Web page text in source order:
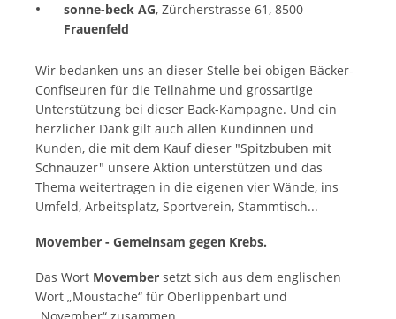
sonne-beck AG, Zürcherstrasse 61, 8500
Frauenfeld
Wir bedanken uns an dieser Stelle bei obigen Bäcker-
Confiseuren für die Teilnahme und grossartige
Unterstützung bei dieser Back-Kampagne. Und ein
herzlicher Dank gilt auch allen Kundinnen und
Kunden, die mit dem Kauf dieser "Spitzbuben mit
Schnauzer" unsere Aktion unterstützen und das
Thema weitertragen in die eigenen vier Wände, ins
Umfeld, Arbeitsplatz, Sportverein, Stammtisch...
Movember - Gemeinsam gegen Krebs.
Das Wort Movember setzt sich aus dem englischen
Wort „Moustache“ für Oberlippenbart und